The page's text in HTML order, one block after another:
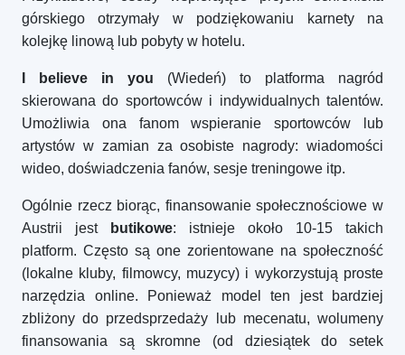
górskiego otrzymały w podziękowaniu karnety na
kolejkę linową lub pobyty w hotelu.
I believe in you (Wiedeń) to platforma nagród
skierowana do sportowców i indywidualnych talentów.
Umożliwia ona fanom wspieranie sportowców lub
artystów w zamian za osobiste nagrody: wiadomości
wideo, doświadczenia fanów, sesje treningowe itp.
Ogólnie rzecz biorąc, finansowanie społecznościowe w
Austrii jest
butikowe: istnieje około 10-15 takich
platform. Często są one zorientowane na społeczność
(lokalne kluby, filmowcy, muzycy) i wykorzystują proste
narzędzia online. Ponieważ model ten jest bardziej
zbliżony do przedsprzedaży lub mecenatu, wolumeny
finansowania są skromne (od dziesiątek do setek